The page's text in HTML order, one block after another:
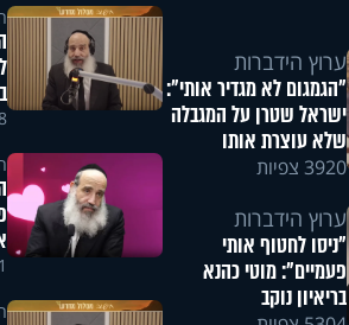
ערוץ הידברות
"הגמגום לא מגדיר אותי":
ישראל שטרן על המגבלה
שלא עוצרת אותו
3920 צפיות
ערוץ הידברות
"ניסו לחטוף אותי
פעמיים": מוטי כהנא
בריאיון נוקב